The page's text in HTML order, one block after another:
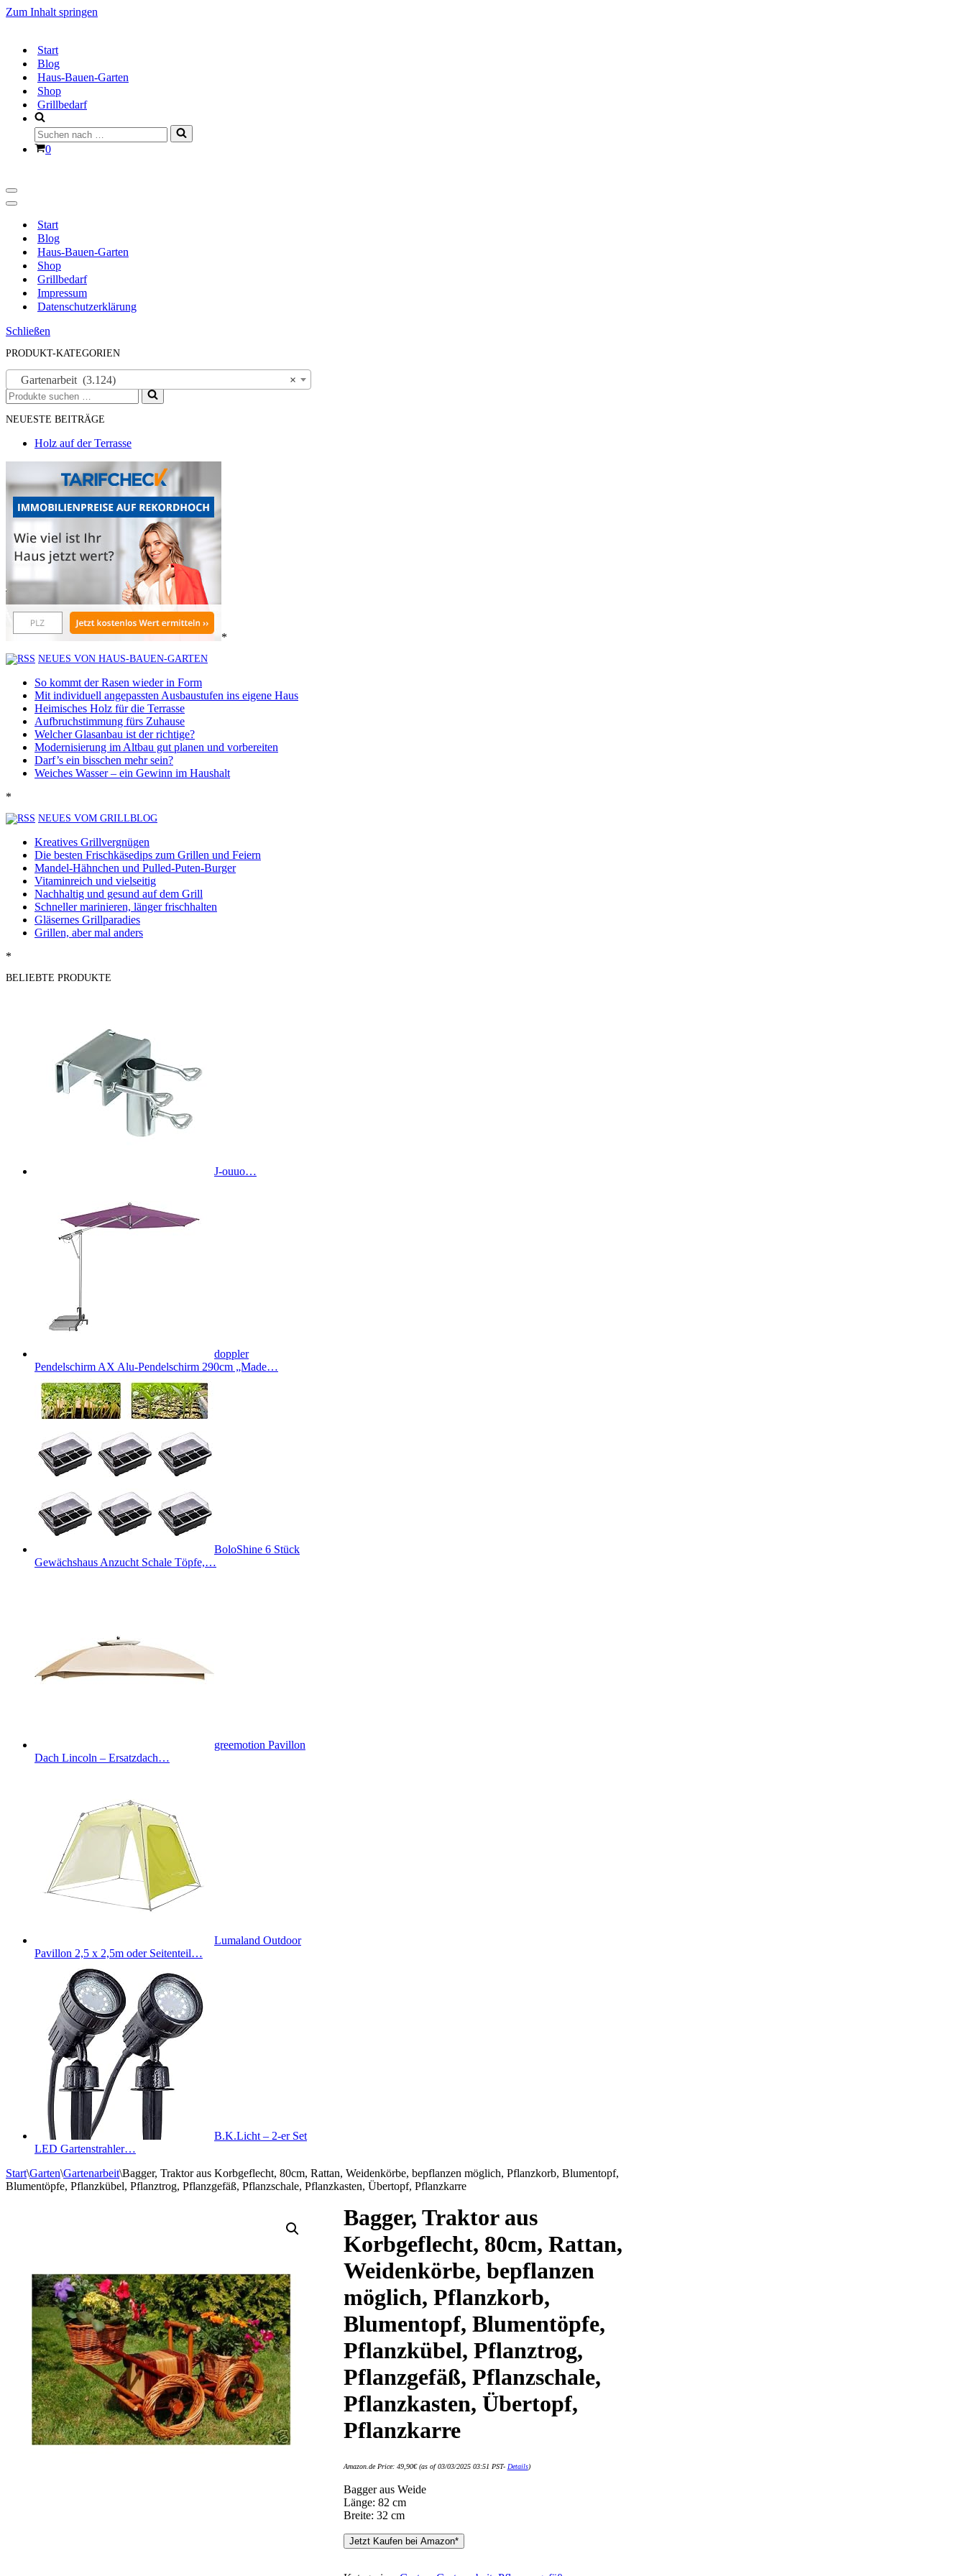
Zum Inhalt springen
Start
Blog
Haus-Bauen-Garten
Shop
Grillbedarf
Suchen
nach …
Warenkorb
0
Navigationsmenü
Navigationsmenü
Start
Blog
Haus-Bauen-Garten
Shop
Grillbedarf
Impressum
Datenschutzerklärung
Schließen
PRODUKT-KATEGORIEN
×
Gartenarbeit (3.124)
Suchen
nach …
NEUESTE BEITRÄGE
Holz auf der Terrasse
*
NEUES VON HAUS-BAUEN-GARTEN
So kommt der Rasen wieder in Form
Mit individuell angepassten Ausbaustufen ins eigene Haus
Heimisches Holz für die Terrasse
Aufbruchstimmung fürs Zuhause
Welcher Glasanbau ist der richtige?
Modernisierung im Altbau gut planen und vorbereiten
Darf’s ein bisschen mehr sein?
Weiches Wasser – ein Gewinn im Haushalt
*
NEUES VOM GRILLBLOG
Kreatives Grillvergnügen
Die besten Frischkäsedips zum Grillen und Feiern
Mandel-Hähnchen und Pulled-Puten-Burger
Vitaminreich und vielseitig
Nachhaltig und gesund auf dem Grill
Schneller marinieren, länger frischhalten
Gläsernes Grillparadies
Grillen, aber mal anders
*
BELIEBTE PRODUKTE
J-ouuo…
doppler
Pendelschirm AX Alu-Pendelschirm 290cm „Made…
BoloShine 6 Stück
Gewächshaus Anzucht Schale Töpfe,…
greemotion Pavillon
Dach Lincoln – Ersatzdach…
Lumaland Outdoor
Pavillon 2,5 x 2,5m oder Seitenteil…
B.K.Licht – 2-er Set
LED Gartenstrahler…
Start\Garten\Gartenarbeit\Bagger, Traktor aus Korbgeflecht, 80cm, Rattan, Weidenkörbe, bepflanzen möglich, Pflanzkorb, Blumentopf,
Blumentöpfe, Pflanzkübel, Pflanztrog, Pflanzgefäß, Pflanzschale, Pflanzkasten, Übertopf, Pflanzkarre
Bagger, Traktor aus
Korbgeflecht, 80cm, Rattan,
Weidenkörbe, bepflanzen
möglich, Pflanzkorb,
Blumentopf, Blumentöpfe,
Pflanzkübel, Pflanztrog,
Pflanzgefäß, Pflanzschale,
Pflanzkasten, Übertopf,
Pflanzkarre
Amazon.de Price: 49,90€(as of 03/03/2025 03:51 PST- Details)
Bagger aus Weide
Länge: 82 cm
Breite: 32 cm
Jetzt Kaufen bei Amazon*